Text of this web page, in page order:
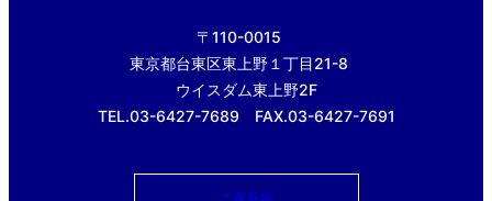
〒110-0015
東京都台東区東上野１丁目21-8
ウイスダム東上野2F
TEL.03-6427-7689 FAX.03-6427-7691